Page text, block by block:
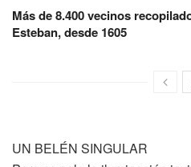
Más de 8.400 vecinos
Esteban, desde 1605
UN BELÉN SINGULAR